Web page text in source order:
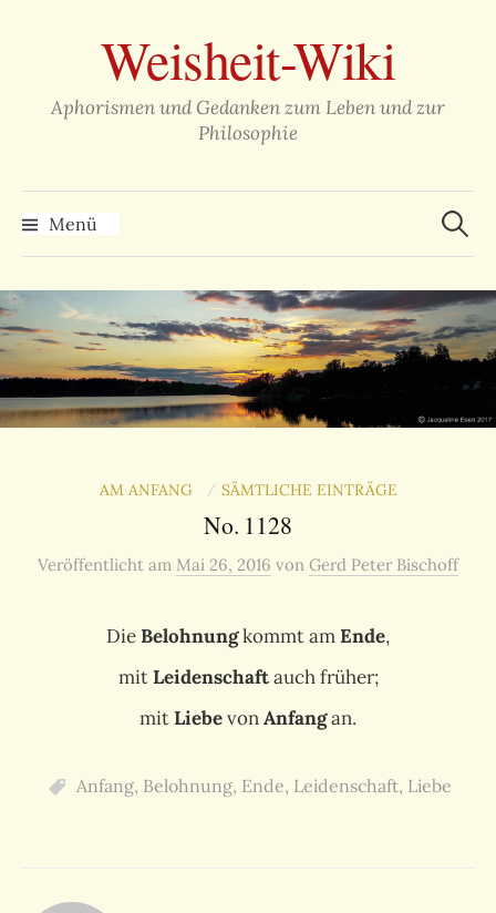
überspringenWeisheit-Wiki
Aphorismen und Gedanken zum Leben und zur
Philosophie
Menü
Suchen
nach:
AM ANFANG / SÄMTLICHE EINTRÄGE
No. 1128
Veröffentlicht am Mai 26, 2016 von Gerd Peter Bischoff
DieBelohnungkommt amEnde,
mitLeidenschaftauch früher;
mitLiebevonAnfangan.
Anfang, Belohnung, Ende, Leidenschaft, Liebe